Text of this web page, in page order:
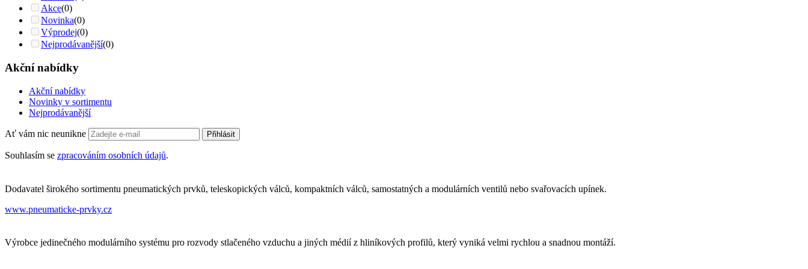
Akce(0)
Novinka(0)
Výprodej(0)
Nejprodávanější(0)
Akční nabídky
Akční nabídky
Novinky v sortimentu
Nejprodávanější
Ať vám nic neunikne Přihlásit
Souhlasím se zpracováním osobních údajů.
Dodavatel širokého sortimentu pneumatických prvků, teleskopických válců, kompaktních válců, samostatných a modulárních ventilů nebo svařovacích upínek.
www.pneumaticke-prvky.cz
Výrobce jedinečného modulárního systému pro rozvody stlačeného vzduchu a jiných médií z hliníkových profilů, který vyniká velmi rychlou a snadnou montáží.